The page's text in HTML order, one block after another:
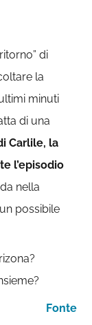
di
la
minuti
di una
Carlile, la
l’episodio
nella
possibile
Fonte